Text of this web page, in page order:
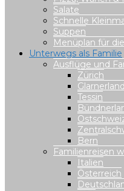
Salate
Schnelle
Suppen
Menüplan für
Unterwegs als Familie
Ausflüge und
Zürich
Glarnerland
Tessin
Bern
Familienreisen
Italien
Österreich